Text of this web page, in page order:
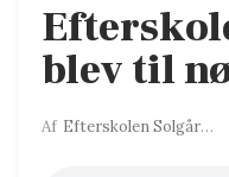
blev til
Af Efterskolen Solgården